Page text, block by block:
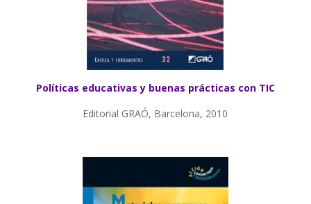
Políticas educativas y buenas prácticas con TIC
Editorial GRAÓ, Barcelona, 2010